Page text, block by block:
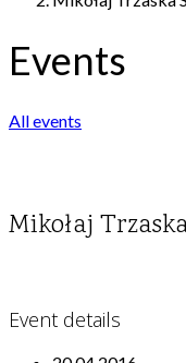
Events
All events
Mikołaj
Event details